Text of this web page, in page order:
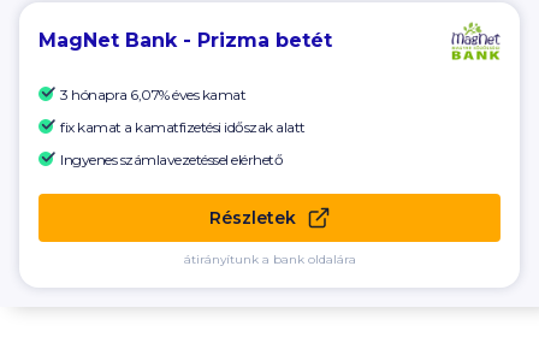
MagNet Bank - Prizma betét
3 hónapra 6,07% éves kamat
fix kamat a kamatfizetési időszak alatt
Ingyenes számlavezetéssel elérhető
Részletek
átirányítunk a bank oldalára